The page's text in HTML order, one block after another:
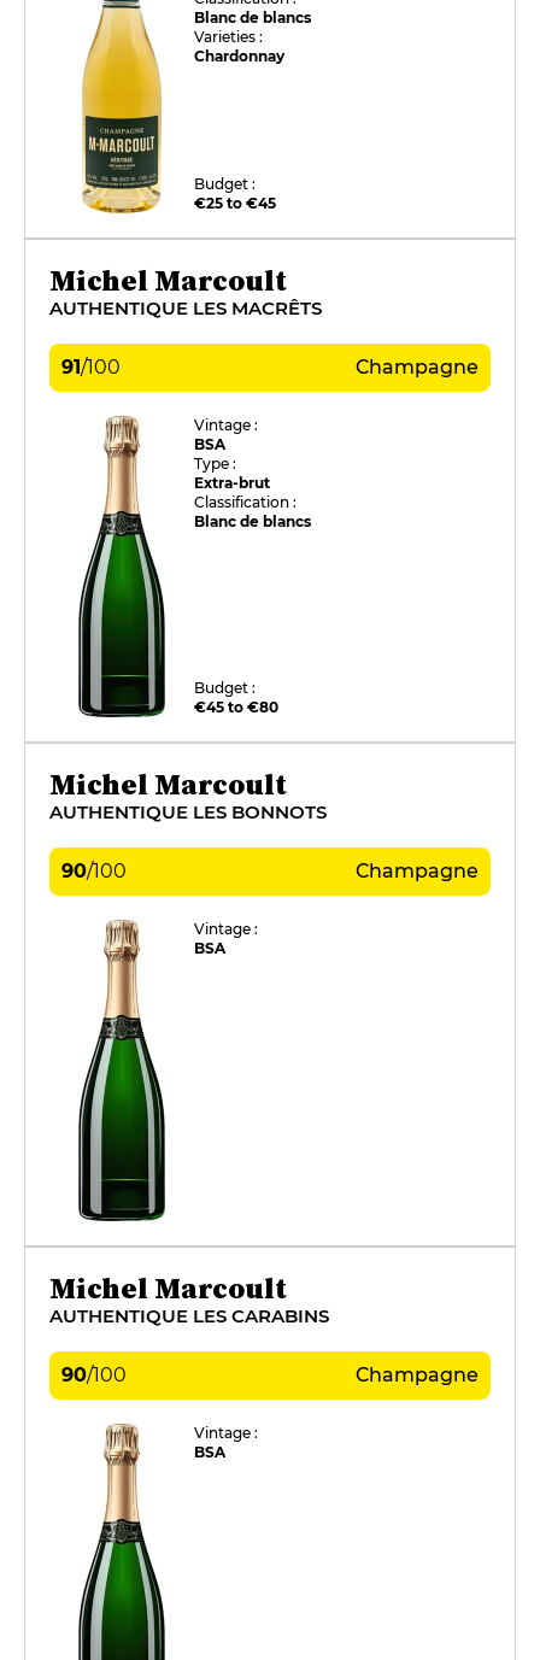
Blanc de blancs
Varieties :
Chardonnay
Budget :
€25 to €45
Michel Marcoult
AUTHENTIQUE LES MACRÊTS
91/100 Champagne
Vintage :
BSA
Type :
Extra-brut
Classification :
Blanc de blancs
Budget :
€45 to €80
Michel Marcoult
AUTHENTIQUE LES BONNOTS
90/100 Champagne
Vintage :
BSA
Michel Marcoult
AUTHENTIQUE LES CARABINS
90/100 Champagne
Vintage :
BSA